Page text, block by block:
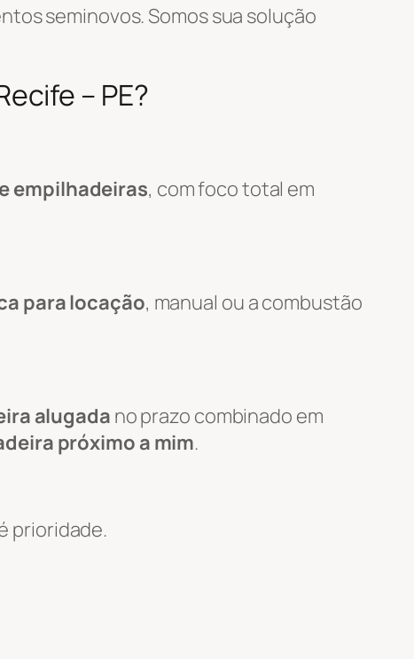
seminovos. Somos sua solução
– PE?
empilhadeiras, com foco total em
para locação, manual ou a combustão
alugada no prazo combinado em
próximo a mim.
prioridade.